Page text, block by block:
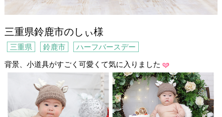
三重県鈴鹿市のしぃ様
三重県 鈴鹿市 ハーフバースデー
背景、小道具がすごく可愛くて気に入りました